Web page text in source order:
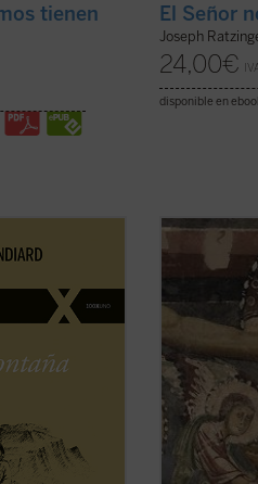
tienen
El Señor
Joseph
24,00€
disponible en
y la
la Montaña, allí
exigencias
ficha)
¿Qué hacer
vuelve
obispo Erik
camino.
poema
a contemplar ...